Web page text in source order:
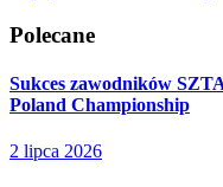
Polecane
Sukces zawodników
Poland Championship
2 lipca 2026